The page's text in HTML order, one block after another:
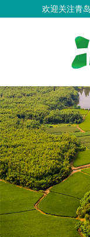
欢迎关注青